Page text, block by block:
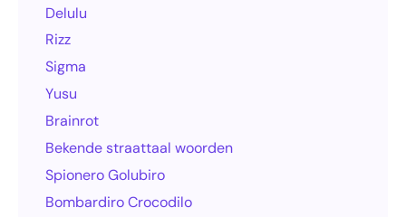
Delulu
Rizz
Sigma
Yusu
Brainrot
Bekende straattaal woorden
Spionero Golubiro
Bombardiro Crocodilo